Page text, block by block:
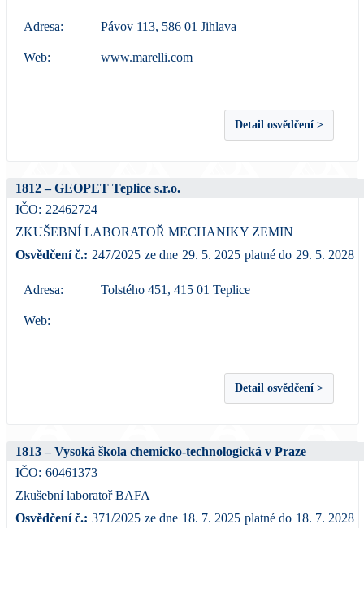
Adresa: Pávov 113, 586 01 Jihlava
Web: www.marelli.com
Detail osvědčení >
1812 – GEOPET Teplice s.r.o.
IČO: 22462724
ZKUŠEBNÍ LABORATOŘ MECHANIKY ZEMIN
Osvědčení č.: 247/2025 ze dne 29. 5. 2025 platné do 29. 5. 2028
Adresa: Tolstého 451, 415 01 Teplice
Web:
Detail osvědčení >
1813 – Vysoká škola chemicko-technologická v Praze
IČO: 60461373
Zkušební laboratoř BAFA
Osvědčení č.: 371/2025 ze dne 18. 7. 2025 platné do 18. 7. 2028